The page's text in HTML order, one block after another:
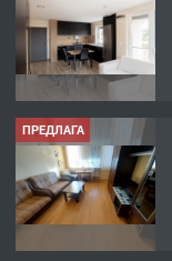
ПРЕДЛАГА
ПРЕДЛАГА